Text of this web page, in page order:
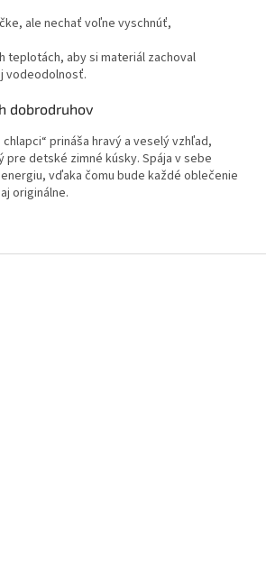
ale nechať voľne vyschnúť,
teplotách, aby si materiál zachoval
vodeodolnosť.
dobrodruhov
prináša hravý a veselý vzhľad,
detské zimné kúsky. Spája v sebe
vďaka čomu bude každé oblečenie
originálne.